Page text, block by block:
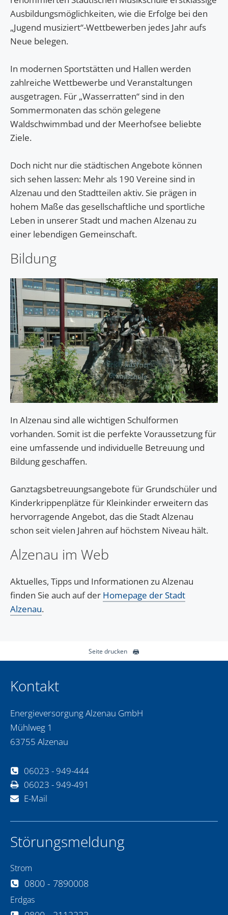
weiteren Daten zusammen, die Sie ihnen bereitgestellt
haben oder die sie im Rahmen Ihrer Nutzung der Dienste
gesammelt haben. Sie geben Einwilligung zu unseren
Cookies, wenn Sie unsere Webseite weiterhin nutzen.
Ausbildungsmöglichkeiten, wie die Erfolge bei den
„Jugend musiziert“-Wettbewerben jedes Jahr aufs
Neue belegen.
In modernen Sportstätten und Hallen werden
zahlreiche Wettbewerbe und Veranstaltungen
ausgetragen. Für „Wasserratten“ sind in den
Sommermonaten das schön gelegene
Waldschwimmbad und der Meerhofsee beliebte
Ziele.
Doch nicht nur die städtischen Angebote können
sich sehen lassen: Mehr als 190 Vereine sind in
Alzenau und den Stadtteilen aktiv. Sie prägen in
hohem Maße das gesellschaftliche und sportliche
Leben in unserer Stadt und machen Alzenau zu
einer lebendigen Gemeinschaft.
Bildung
In Alzenau sind alle wichtigen Schulformen
vorhanden. Somit ist die perfekte Voraussetzung für
eine umfassende und individuelle Betreuung und
Bildung geschaffen.
Ganztagsbetreuungsangebote für Grundschüler und
Kinderkrippenplätze für Kleinkinder erweitern das
hervorragende Angebot, das die Stadt Alzenau
schon seit vielen Jahren auf höchstem Niveau hält.
Alzenau im Web
Aktuelles, Tipps und Informationen zu Alzenau
finden Sie auch auf der Homepage der Stadt
Alzenau.
Seite drucken
Kontakt
Energieversorgung Alzenau GmbH
Mühlweg 1
63755 Alzenau
06023 - 949-444
06023 - 949-491
E-Mail
Störungsmeldung
Strom
0800 - 7890008
Erdgas